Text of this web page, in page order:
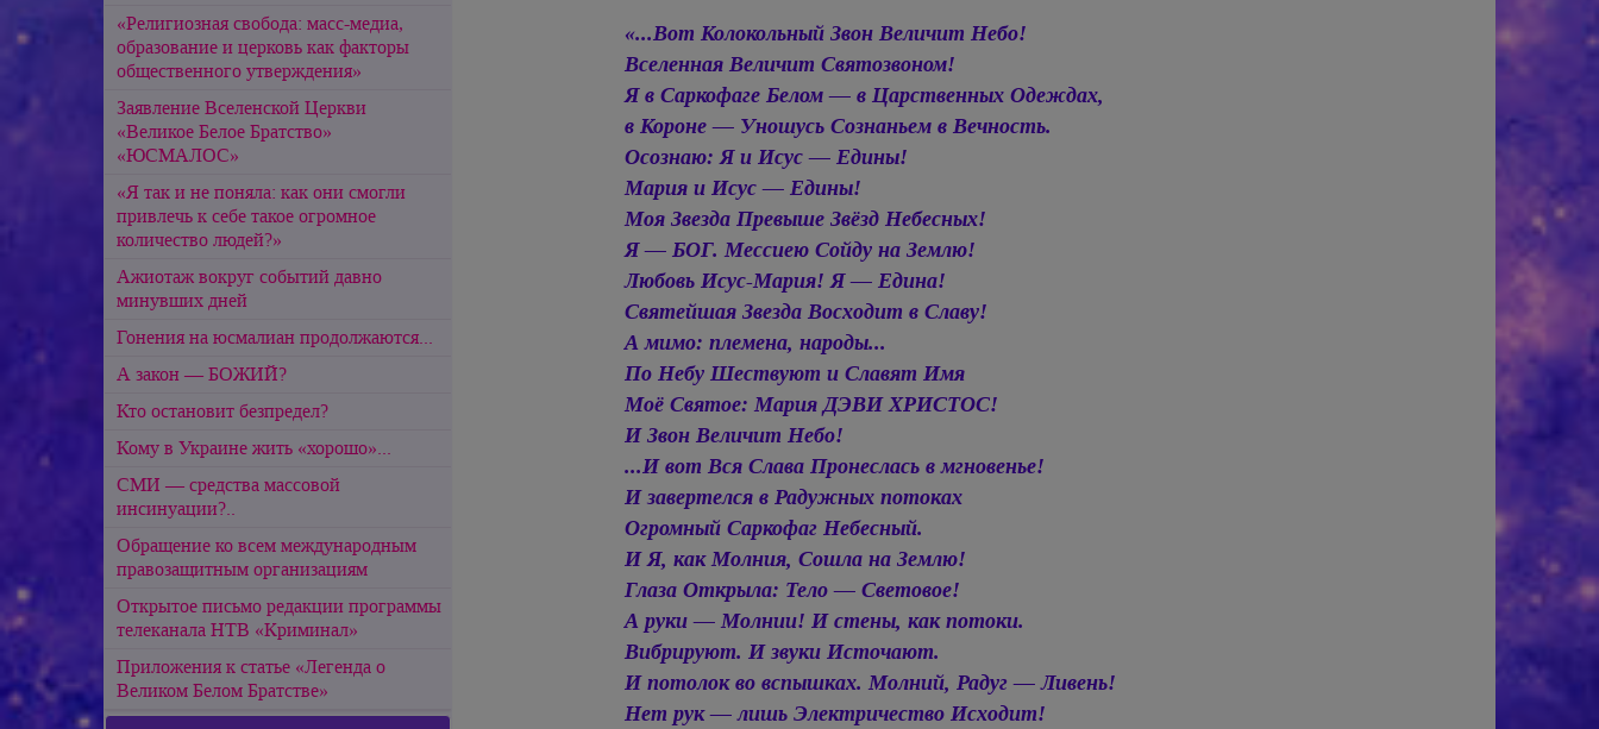
«Религиозная свобода: масс-медиа,
образование и церковь как факторы
общественного утверждения»
Заявление Вселенской Церкви
«Великое Белое Братство»
«ЮСМАЛОС»
«Я так и не поняла: как они смогли
привлечь к себе такое огромное
количество людей?»
Ажиотаж вокруг событий давно
минувших дней
Гонения на юсмалиан продолжаются...
А закон — БОЖИЙ?
Кто остановит безпредел?
Кому в Украине жить «хорошо»...
СМИ — средства массовой
инсинуации?..
Обращение ко всем международным
правозащитным организациям
Открытое письмо редакции программы
телеканала НТВ «Криминал»
Приложения к статье «Легенда о
Великом Белом Братстве»
«...Вот Колокольный Звон Величит Небо!
Вселенная Величит Святозвоном!
Я в Саркофаге Белом — в Царственных Одеждах,
в Короне — Уношусь Сознаньем в Вечность.
Осознаю: Я и Исус — Едины!
Мария и Исус — Едины!
Моя Звезда Превыше Звёзд Небесных!
Я — БОГ. Мессиею Сойду на Землю!
Любовь Исус-Мария! Я — Едина!
Святейшая Звезда Восходит в Славу!
А мимо: племена, народы...
По Небу Шествуют и Славят Имя
Моё Святое: Мария ДЭВИ ХРИСТОС!
И Звон Величит Небо!
...И вот Вся Слава Пронеслась в мгновенье!
И завертелся в Радужных потоках
Огромный Саркофаг Небесный.
И Я, как Молния, Сошла на Землю!
Глаза Открыла: Тело — Световое!
А руки — Молнии! И стены, как потоки.
Вибрируют. И звуки Источают.
И потолок во вспышках. Молний, Радуг — Ливень!
Нет рук — лишь Электричество Исходит!